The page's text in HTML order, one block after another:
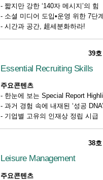
- 짧지만 강한 ‘140자 메시지’의 힘
- 소셜 미디어 도입•운영 위한 7단
-시간과 공간, 超세분화하라!
39호
Essential Recruiting Skills
주요콘텐츠
- 한눈에 보는 Special Report
-과거 경험 속에 내재된 ‘성공
- 기업별 고유의 인재상 정립 시급
38호
Leisure Management
주요콘텐츠